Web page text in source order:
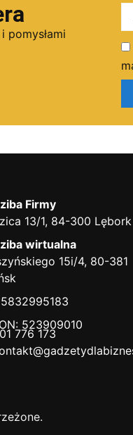
pomysłami
Firmy
13/1, 84-300 Lębork
wirtualna
15i/4, 80-381
5832995183
523909010
776 173